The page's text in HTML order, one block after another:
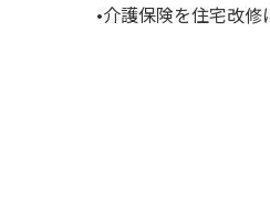
•介護保険を住宅改